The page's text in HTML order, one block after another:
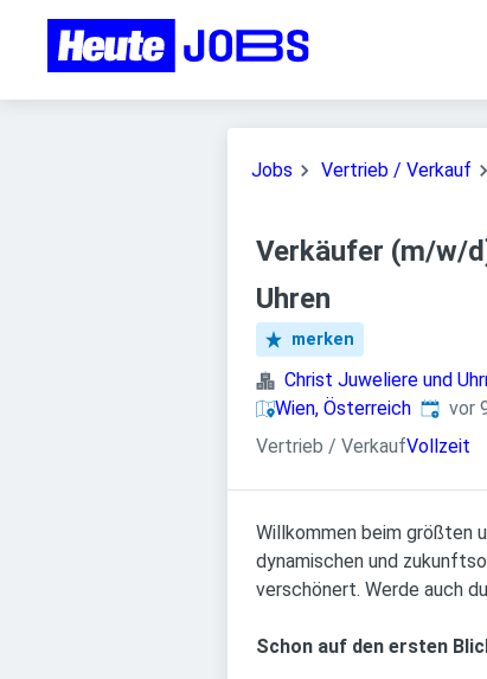
Jobs Vertrieb / Verkauf
Verkäufer (m/w/
Uhren
merken
Christ Juweliere und
Wien, Österreich
vor
Vertrieb / VerkaufVollzeit
Willkommen beim größten
dynamischen und
verschönert. Werde auch
Schon auf den ersten